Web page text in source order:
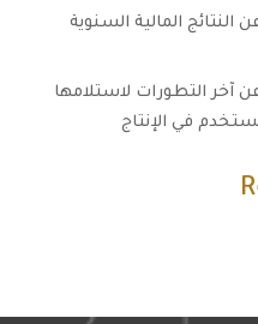
المالية السنوية
آخر التطورات لاستلامها
في الإنتاج